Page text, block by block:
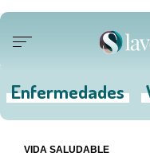
Enfermedades
VIDA SALUDABLE